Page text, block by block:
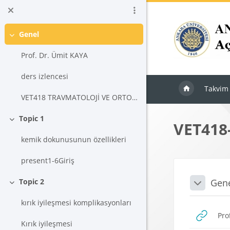
Ana içeriğe git
Daralt
Genel
Prof. Dr. Ümit KAYA
ders izlencesi
VET418 TRAVMATOLOJİ VE ORTOPEDİK CERRAHİ
Daralt
Topic 1
kemik dokunusunun özellikleri
present1-6Giriş
Daralt
Topic 2
kırık iyileşmesi komplikasyonları
Kırık iyileşmesi
Takvim
Daralt